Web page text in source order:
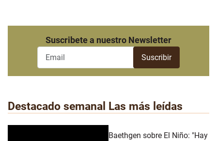
Suscribete a nuestro Newsletter
Destacado semanal Las más leídas
Baethgen sobre El Niño: "Hay